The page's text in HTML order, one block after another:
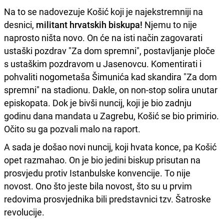
Na to se nadovezuje Košić koji je najekstremniji na
desnici, militant hrvatskih biskupa! Njemu to nije
naprosto ništa novo. On će na isti način zagovarati
ustaški pozdrav "Za dom spremni", postavljanje ploče
s ustaškim pozdravom u Jasenovcu. Komentirati i
pohvaliti nogometaša Šimunića kad skandira "Za dom
spremni" na stadionu. Dakle, on non-stop solira unutar
episkopata. Dok je bivši nuncij, koji je bio zadnju
godinu dana mandata u Zagrebu, Košić se bio primirio.
Očito su ga pozvali malo na raport.
A sada je došao novi nuncij, koji hvata konce, pa Košić
opet razmahao. On je bio jedini biskup prisutan na
prosvjedu protiv Istanbulske konvencije. To nije
novost. Ono što jeste bila novost, što su u prvim
redovima prosvjednika bili predstavnici tzv. Šatroske
revolucije.